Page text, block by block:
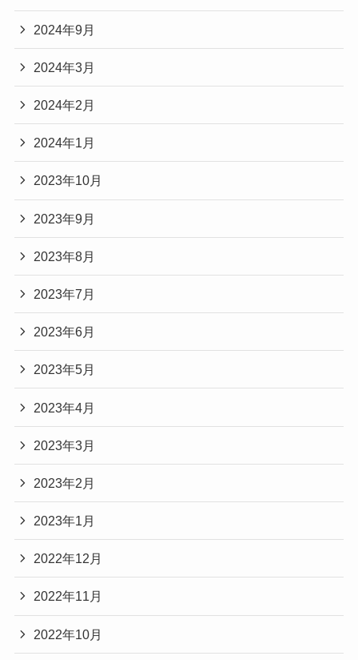
2024年9月
2024年3月
2024年2月
2024年1月
2023年10月
2023年9月
2023年8月
2023年7月
2023年6月
2023年5月
2023年4月
2023年3月
2023年2月
2023年1月
2022年12月
2022年11月
2022年10月